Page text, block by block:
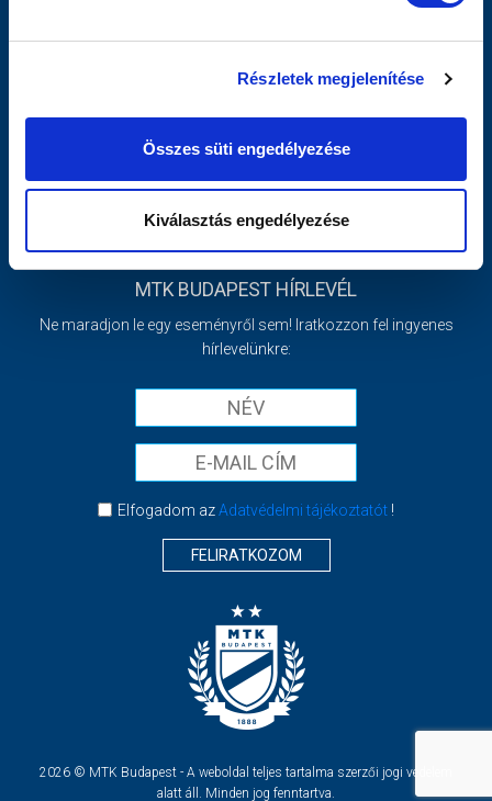
Részletek megjelenítése
Összes süti engedélyezése
Kiválasztás engedélyezése
Kapcsolat
INFORMÁCIÓK
Impresszum
Sajtó
MTK BUDAPEST HÍRLEVÉL
Ne maradjon le egy eseményről sem! Iratkozzon fel ingyenes
hírlevelünkre:
Elfogadom azAdatvédelmi tájékoztatót!
FELIRATKOZOM
2026 © MTK Budapest - A weboldal teljes tartalma szerzői jogi védelem
alatt áll. Minden jog fenntartva.